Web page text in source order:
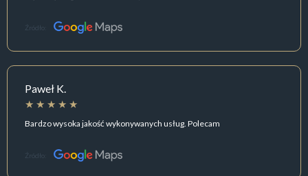
Źródło:
Paweł K.
Bardzo wysoka jakość wykonywanych usług. Polecam
Źródło: